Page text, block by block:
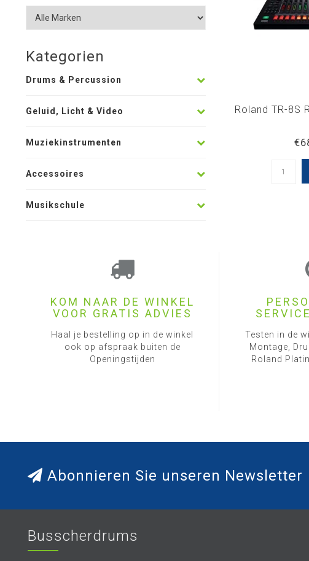
Kategorien
Drums & Percussion
Geluid, Licht & Video
Muziekinstrumenten
Accessoires
Musikschule
Roland TR-8S
KOM NAAR DE WINKEL
VOOR GRATIS ADVIES
Haal je bestelling op in de winkel
ook op afspraak buiten de
Openingstijden
Testen in de
Montage,
Roland
Abonnieren Sie unseren Newsletter
Busscherdrums